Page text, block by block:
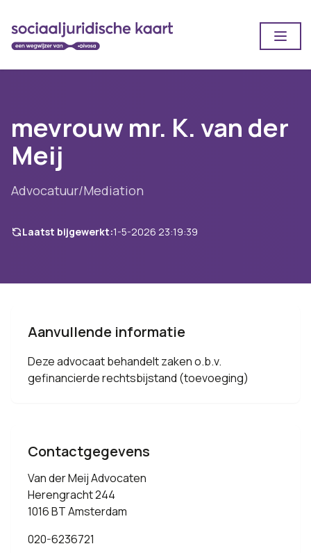
mevrouw mr. K. van der
Meij
Advocatuur/Mediation
Laatst bijgewerkt:1-5-2026 23:19:39
Aanvullende informatie
Deze advocaat behandelt zaken o.b.v.
gefinancierde rechtsbijstand (toevoeging)
Contactgegevens
Van der Meij Advocaten
Herengracht 244
1016 BT Amsterdam
020-6236721